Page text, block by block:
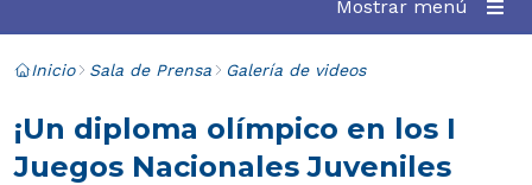
Mostrar menú
Inicio Sala de Prensa Galería de videos
¡Un diploma olímpico en los I
Juegos Nacionales Juveniles